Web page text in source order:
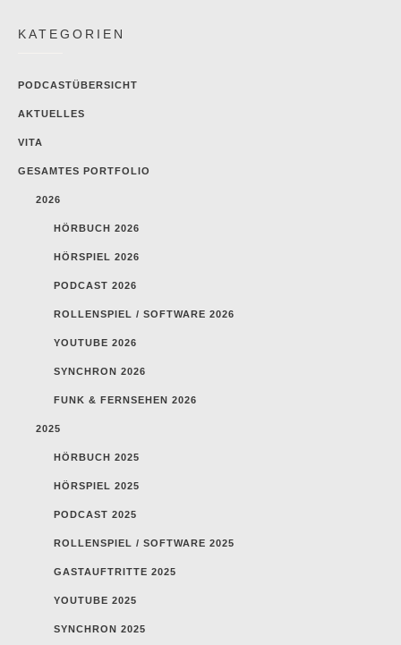
KATEGORIEN
PODCASTÜBERSICHT
AKTUELLES
VITA
GESAMTES PORTFOLIO
2026
HÖRBUCH 2026
HÖRSPIEL 2026
PODCAST 2026
ROLLENSPIEL / SOFTWARE 2026
YOUTUBE 2026
SYNCHRON 2026
FUNK & FERNSEHEN 2026
2025
HÖRBUCH 2025
HÖRSPIEL 2025
PODCAST 2025
ROLLENSPIEL / SOFTWARE 2025
GASTAUFTRITTE 2025
YOUTUBE 2025
SYNCHRON 2025